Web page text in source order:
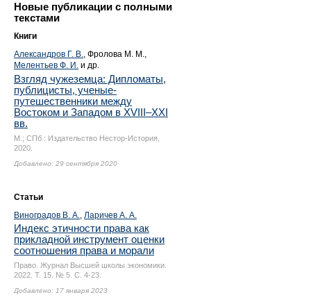
Новые публикации с полными
текстами
Книги
Александров Г. В., Фролова М. М.,
Мелентьев Ф. И. и др.
Взгляд чужеземца: Дипломаты,
публицисты, ученые-
путешественники между
Востоком и Западом в XVIII–XXI
вв.
М.; СПб.: Издательство Нестор-История,
2020.
Добавлено: 29 сентября 2020
Статьи
Виноградов В. А.
Ларичев А. А.
Индекс этичности права как
прикладной инструмент оценки
соотношения права и морали
Право. Журнал Высшей школы экономики.
2022. Т. 15. № 5. С. 4-23.
Добавлено: 17 января 2023